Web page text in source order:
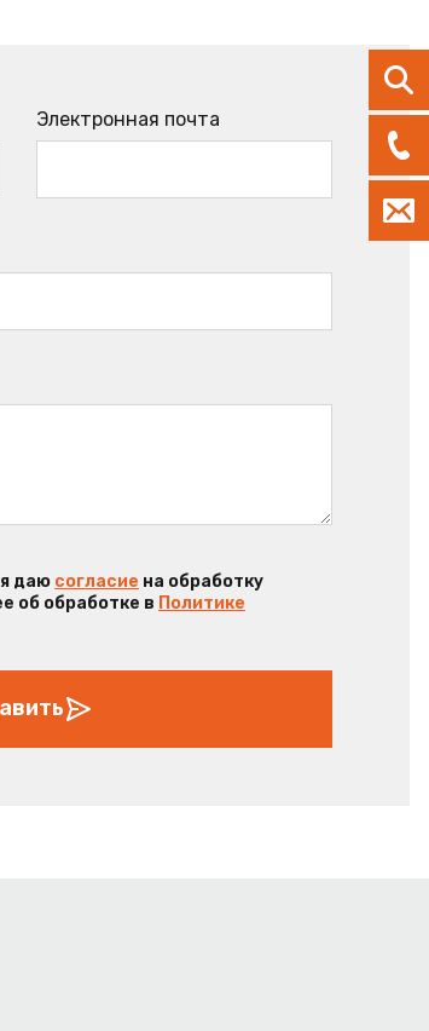
Электронная почта
даю согласие на обработку
об обработке в Политике